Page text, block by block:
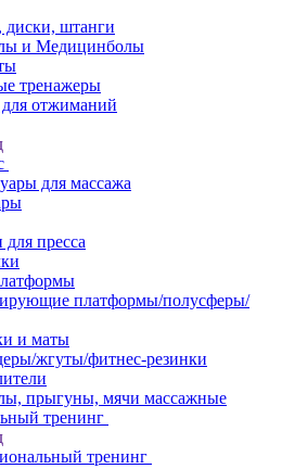
штанги
и Медицинболы
тренажеры
отжиманий
для массажа
пресса
платформы/полусферы/
и маты
жгуты/фитнес-резинки
прыгуны, мячи массажные
тренинг
тренинг